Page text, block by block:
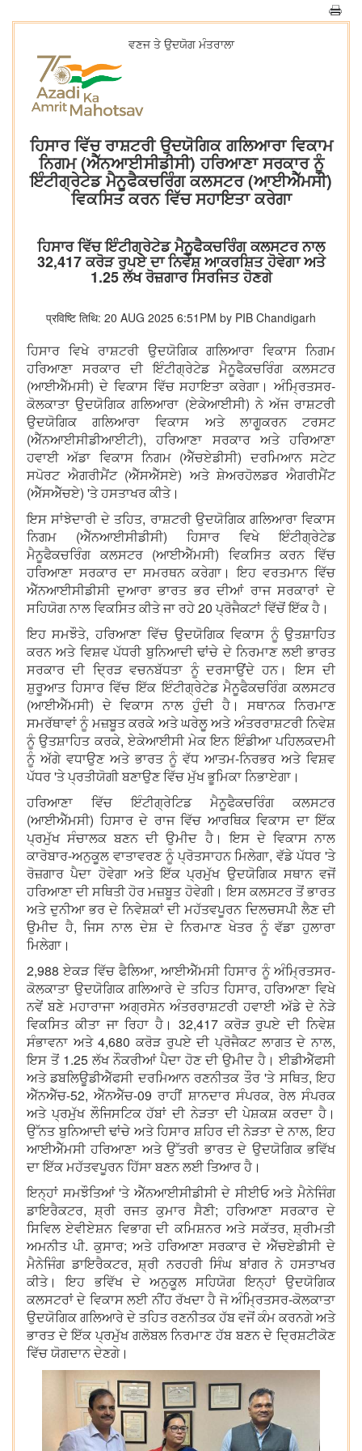
ਵਣਜ ਤੇ ਉਦਯੋਗ ਮੰਤਰਾਲਾ
ਹਿਸਾਰ ਵਿੱਚ ਰਾਸ਼ਟਰੀ ਉਦਯੋਗਿਕ ਗਲਿਆਰਾ ਵਿਕਾਮ
ਨਿਗਮ (ਐੱਨਆਈਸੀਡੀਸੀ) ਹਰਿਆਣਾ ਸਰਕਾਰ ਨੂੰ
ਇੰਟੀਗ੍ਰੇਟੇਡ ਮੈਨੂਫੈਕਚਰਿੰਗ ਕਲਸਟਰ (ਆਈਐੱਮਸੀ)
ਵਿਕਸਿਤ ਕਰਨ ਵਿੱਚ ਸਹਾਇਤਾ ਕਰੇਗਾ
ਹਿਸਾਰ ਵਿੱਚ ਇੰਟੀਗ੍ਰੇਟੇਡ ਮੈਨੂਫੈਕਚਰਿੰਗ ਕਲਸਟਰ ਨਾਲ
32,417 ਕਰੋੜ ਰੁਪਏ ਦਾ ਨਿਵੇਸ਼ ਆਕਰਸ਼ਿਤ ਹੋਵੇਗਾ ਅਤੇ
1.25 ਲੱਖ ਰੋਜ਼ਗਾਰ ਸਿਰਜਿਤ ਹੋਣਗੇ
प्रविष्टि तिथि: 20 AUG 2025 6:51PM by PIB Chandigarh
ਹਿਸਾਰ ਵਿਖੇ ਰਾਸ਼ਟਰੀ ਉਦਯੋਗਿਕ ਗਲਿਆਰਾ ਵਿਕਾਸ ਨਿਗਮ
ਹਰਿਆਣਾ ਸਰਕਾਰ ਦੀ ਇੰਟੀਗ੍ਰੇਟੇਡ ਮੈਨੂਫੈਕਚਰਿੰਗ ਕਲਸਟਰ
(ਆਈਐੱਮਸੀ) ਦੇ ਵਿਕਾਸ ਵਿੱਚ ਸਹਾਇਤਾ ਕਰੇਗਾ। ਅੰਮ੍ਰਿਤਸਰ-
ਕੋਲਕਾਤਾ ਉਦਯੋਗਿਕ ਗਲਿਆਰਾ (ਏਕੇਆਈਸੀ) ਨੇ ਅੱਜ ਰਾਸ਼ਟਰੀ
ਉਦਯੋਗਿਕ ਗਲਿਆਰਾ ਵਿਕਾਸ ਅਤੇ ਲਾਗੂਕਰਨ ਟਰਸਟ
(ਐੱਨਆਈਸੀਡੀਆਈਟੀ), ਹਰਿਆਣਾ ਸਰਕਾਰ ਅਤੇ ਹਰਿਆਣਾ
ਹਵਾਈ ਅੱਡਾ ਵਿਕਾਸ ਨਿਗਮ (ਐੱਚਏਡੀਸੀ) ਦਰਮਿਆਨ ਸਟੇਟ
ਸਪੋਰਟ ਐਗਰੀਮੈਂਟ (ਐੱਸਐੱਸਏ) ਅਤੇ ਸ਼ੇਅਰਹੋਲਡਰ ਐਗਰੀਮੈਂਟ
(ਐੱਸਐੱਚਏ) 'ਤੇ ਹਸਤਾਖਰ ਕੀਤੇ।
ਇਸ ਸਾਂਝੇਦਾਰੀ ਦੇ ਤਹਿਤ, ਰਾਸ਼ਟਰੀ ਉਦਯੋਗਿਕ ਗਲਿਆਰਾ ਵਿਕਾਸ
ਨਿਗਮ (ਐੱਨਆਈਸੀਡੀਸੀ) ਹਿਸਾਰ ਵਿਖੇ ਇੰਟੀਗ੍ਰੇਟੇਡ
ਮੈਨੂਫੈਕਚਰਿੰਗ ਕਲਸਟਰ (ਆਈਐੱਮਸੀ) ਵਿਕਸਿਤ ਕਰਨ ਵਿੱਚ
ਹਰਿਆਣਾ ਸਰਕਾਰ ਦਾ ਸਮਰਥਨ ਕਰੇਗਾ। ਇਹ ਵਰਤਮਾਨ ਵਿੱਚ
ਐੱਨਆਈਸੀਡੀਸੀ ਦੁਆਰਾ ਭਾਰਤ ਭਰ ਦੀਆਂ ਰਾਜ ਸਰਕਾਰਾਂ ਦੇ
ਸਹਿਯੋਗ ਨਾਲ ਵਿਕਸਿਤ ਕੀਤੇ ਜਾ ਰਹੇ 20 ਪ੍ਰੋਜੈਕਟਾਂ ਵਿੱਚੋਂ ਇੱਕ ਹੈ।
ਇਹ ਸਮਝੌਤੇ, ਹਰਿਆਣਾ ਵਿੱਚ ਉਦਯੋਗਿਕ ਵਿਕਾਸ ਨੂੰ ਉਤਸ਼ਾਹਿਤ
ਕਰਨ ਅਤੇ ਵਿਸ਼ਵ ਪੱਧਰੀ ਬੁਨਿਆਦੀ ਢਾਂਚੇ ਦੇ ਨਿਰਮਾਣ ਲਈ ਭਾਰਤ
ਸਰਕਾਰ ਦੀ ਦ੍ਰਿੜ ਵਚਨਬੱਧਤਾ ਨੂੰ ਦਰਸਾਉਂਦੇ ਹਨ। ਇਸ ਦੀ
ਸ਼ੁਰੂਆਤ ਹਿਸਾਰ ਵਿੱਚ ਇੱਕ ਇੰਟੀਗ੍ਰੇਟੇਡ ਮੈਨੂਫੈਕਚਰਿੰਗ ਕਲਸਟਰ
(ਆਈਐੱਮਸੀ) ਦੇ ਵਿਕਾਸ ਨਾਲ ਹੁੰਦੀ ਹੈ। ਸਥਾਨਕ ਨਿਰਮਾਣ
ਸਮਰੱਥਾਵਾਂ ਨੂੰ ਮਜ਼ਬੂਤ ਕਰਕੇ ਅਤੇ ਘਰੇਲੂ ਅਤੇ ਅੰਤਰਰਾਸ਼ਟਰੀ ਨਿਵੇਸ਼
ਨੂੰ ਉਤਸ਼ਾਹਿਤ ਕਰਕੇ, ਏਕੇਆਈਸੀ ਮੇਕ ਇਨ ਇੰਡੀਆ ਪਹਿਲਕਦਮੀ
ਨੂੰ ਅੱਗੇ ਵਧਾਉਣ ਅਤੇ ਭਾਰਤ ਨੂੰ ਵੱਧ ਆਤਮ-ਨਿਰਭਰ ਅਤੇ ਵਿਸ਼ਵ
ਪੱਧਰ 'ਤੇ ਪ੍ਰਤੀਯੋਗੀ ਬਣਾਉਣ ਵਿੱਚ ਮੁੱਖ ਭੂਮਿਕਾ ਨਿਭਾਏਗਾ।
ਹਰਿਆਣਾ ਵਿੱਚ ਇੰਟੀਗ੍ਰੇਟਿਡ ਮੈਨੂਫੈਕਚਰਿੰਗ ਕਲਸਟਰ
(ਆਈਐੱਮਸੀ) ਹਿਸਾਰ ਦੇ ਰਾਜ ਵਿੱਚ ਆਰਥਿਕ ਵਿਕਾਸ ਦਾ ਇੱਕ
ਪ੍ਰਮੁੱਖ ਸੰਚਾਲਕ ਬਣਨ ਦੀ ਉਮੀਦ ਹੈ। ਇਸ ਦੇ ਵਿਕਾਸ ਨਾਲ
ਕਾਰੋਬਾਰ-ਅਨੁਕੂਲ ਵਾਤਾਵਰਣ ਨੂੰ ਪ੍ਰੋਤਸਾਹਨ ਮਿਲੇਗਾ, ਵੱਡੇ ਪੱਧਰ 'ਤੇ
ਰੋਜ਼ਗਾਰ ਪੈਦਾ ਹੋਵੇਗਾ ਅਤੇ ਇੱਕ ਪ੍ਰਮੁੱਖ ਉਦਯੋਗਿਕ ਸਥਾਨ ਵਜੋਂ
ਹਰਿਆਣਾ ਦੀ ਸਥਿਤੀ ਹੋਰ ਮਜ਼ਬੂਤ ​​ਹੋਵੇਗੀ। ਇਸ ਕਲਸਟਰ ਤੋਂ ਭਾਰਤ
ਅਤੇ ਦੁਨੀਆ ਭਰ ਦੇ ਨਿਵੇਸ਼ਕਾਂ ਦੀ ਮਹੱਤਵਪੂਰਨ ਦਿਲਚਸਪੀ ਲੈਣ ਦੀ
ਉਮੀਦ ਹੈ, ਜਿਸ ਨਾਲ ਦੇਸ਼ ਦੇ ਨਿਰਮਾਣ ਖੇਤਰ ਨੂੰ ਵੱਡਾ ਹੁਲਾਰਾ
ਮਿਲੇਗਾ।
2,988 ਏਕੜ ਵਿੱਚ ਫੈਲਿਆ, ਆਈਐੱਮਸੀ ਹਿਸਾਰ ਨੂੰ ਅੰਮ੍ਰਿਤਸਰ-
ਕੋਲਕਾਤਾ ਉਦਯੋਗਿਕ ਗਲਿਆਰੇ ਦੇ ਤਹਿਤ ਹਿਸਾਰ, ਹਰਿਆਣਾ ਵਿਖੇ
ਨਵੇਂ ਬਣੇ ਮਹਾਰਾਜਾ ਅਗ੍ਰਸੇਨ ਅੰਤਰਰਾਸ਼ਟਰੀ ਹਵਾਈ ਅੱਡੇ ਦੇ ਨੇੜੇ
ਵਿਕਸਿਤ ਕੀਤਾ ਜਾ ਰਿਹਾ ਹੈ। 32,417 ਕਰੋੜ ਰੁਪਏ ਦੀ ਨਿਵੇਸ਼
ਸੰਭਾਵਨਾ ਅਤੇ 4,680 ਕਰੋੜ ਰੁਪਏ ਦੀ ਪ੍ਰੋਜੈਕਟ ਲਾਗਤ ਦੇ ਨਾਲ,
ਇਸ ਤੋਂ 1.25 ਲੱਖ ਨੌਕਰੀਆਂ ਪੈਦਾ ਹੋਣ ਦੀ ਉਮੀਦ ਹੈ। ਈਡੀਐੱਫਸੀ
ਅਤੇ ਡਬਲਿਊਡੀਐੱਫਸੀ ਦਰਮਿਆਨ ਰਣਨੀਤਕ ਤੌਰ 'ਤੇ ਸਥਿਤ, ਇਹ
ਐੱਨਐੱਚ-52, ਐੱਨਐੱਚ-09 ਰਾਹੀਂ ਸ਼ਾਨਦਾਰ ਸੰਪਰਕ, ਰੇਲ ਸੰਪਰਕ
ਅਤੇ ਪ੍ਰਮੁੱਖ ਲੌਜਿਸਟਿਕ ਹੱਬਾਂ ਦੀ ਨੇੜਤਾ ਦੀ ਪੇਸ਼ਕਸ਼ ਕਰਦਾ ਹੈ।
ਉੱਨਤ ਬੁਨਿਆਦੀ ਢਾਂਚੇ ਅਤੇ ਹਿਸਾਰ ਸ਼ਹਿਰ ਦੀ ਨੇੜਤਾ ਦੇ ਨਾਲ, ਇਹ
ਆਈਐੱਮਸੀ ਹਰਿਆਣਾ ਅਤੇ ਉੱਤਰੀ ਭਾਰਤ ਦੇ ਉਦਯੋਗਿਕ ਭਵਿੱਖ
ਦਾ ਇੱਕ ਮਹੱਤਵਪੂਰਨ ਹਿੱਸਾ ਬਣਨ ਲਈ ਤਿਆਰ ਹੈ।
ਇਨ੍ਹਾਂ ਸਮਝੌਤਿਆਂ 'ਤੇ ਐੱਨਆਈਸੀਡੀਸੀ ਦੇ ਸੀਈਓ ਅਤੇ ਮੈਨੇਜਿੰਗ
ਡਾਇਰੈਕਟਰ, ਸ਼੍ਰੀ ਰਜਤ ਕੁਮਾਰ ਸੈਣੀ; ਹਰਿਆਣਾ ਸਰਕਾਰ ਦੇ
ਸਿਵਿਲ ਏਵੀਏਸ਼ਨ ਵਿਭਾਗ ਦੀ ਕਮਿਸ਼ਨਰ ਅਤੇ ਸਕੱਤਰ, ਸ਼੍ਰੀਮਤੀ
ਅਮਨੀਤ ਪੀ. ਕੁਸਾਰ; ਅਤੇ ਹਰਿਆਣਾ ਸਰਕਾਰ ਦੇ ਐੱਚਏਡੀਸੀ ਦੇ
ਮੈਨੇਜਿੰਗ ਡਾਇਰੈਕਟਰ, ਸ਼੍ਰੀ ਨਰਹਰੀ ਸਿੰਘ ਬਾਂਗਰ ਨੇ ਹਸਤਾਖਰ
ਕੀਤੇ। ਇਹ ਭਵਿੱਖ ਦੇ ਅਨੁਕੂਲ ਸਹਿਯੋਗ ਇਨ੍ਹਾਂ ਉਦਯੋਗਿਕ
ਕਲਸਟਰਾਂ ਦੇ ਵਿਕਾਸ ਲਈ ਨੀਂਹ ਰੱਖਦਾ ਹੈ ਜੋ ਅੰਮ੍ਰਿਤਸਰ-ਕੋਲਕਾਤਾ
ਉਦਯੋਗਿਕ ਗਲਿਆਰੇ ਦੇ ਤਹਿਤ ਰਣਨੀਤਕ ਹੱਬ ਵਜੋਂ ਕੰਮ ਕਰਨਗੇ ਅਤੇ
ਭਾਰਤ ਦੇ ਇੱਕ ਪ੍ਰਮੁੱਖ ਗਲੋਬਲ ਨਿਰਮਾਣ ਹੱਬ ਬਣਨ ਦੇ ਦ੍ਰਿਸ਼ਟੀਕੋਣ
ਵਿੱਚ ਯੋਗਦਾਨ ਦੇਣਗੇ।